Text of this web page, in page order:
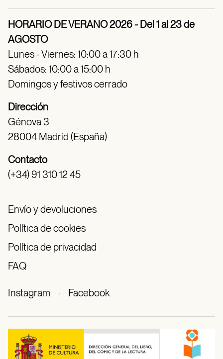
HORARIO DE VERANO 2026 - Del 1 al 23 de
AGOSTO
Lunes - Viernes: 10:00 a 17:30 h
Sábados: 10:00 a 15:00 h
Domingos y festivos cerrado
Dirección
Génova 3
28004 Madrid (España)
Contacto
(+34) 91 310 12 45
Envío y devoluciones
Política de cookies
Política de privacidad
FAQ
Instagram · Facebook